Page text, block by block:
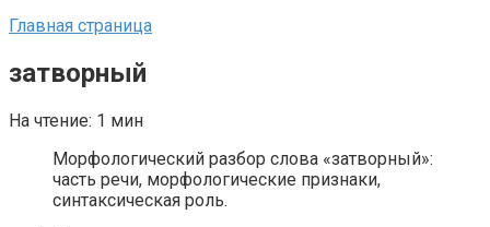
Главная страница
затворный
На чтение: 1 мин
Морфологический разбор слова «затворный»:
часть речи, морфологические признаки,
синтаксическая роль.